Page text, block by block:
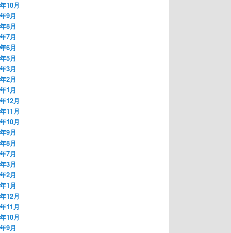
10月
9月
8月
7月
6月
5月
3月
2月
1月
12月
11月
10月
9月
8月
7月
3月
2月
1月
12月
11月
10月
9月